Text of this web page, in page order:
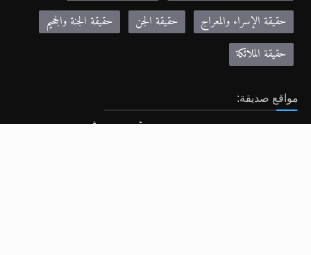
حقيقة الإسراء والمعراج
حقيقة الجن
حقيقة الجنة والجحيم
حقيقة الملائكة
مواقع صديقة:
Khilafa.net - موقع حضرة مرزا مسرور أحمد نصره الله